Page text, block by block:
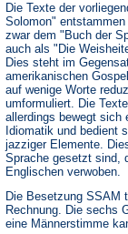
Die Texte der
Solomon"
zwar dem "Buch der
auch als "Die
Dies steht im
amerikanischen
auf wenige Worte
umformuliert. Die
allerdings bewegt sich
Idiomatik und bedient
jazziger Elemente.
Sprache gesetzt sind,
Englischen verwoben.
Die Besetzung SSAM
Rechnung. Die sechs
eine Männerstimme